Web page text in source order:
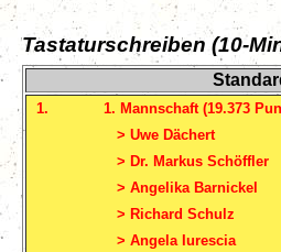
Tastaturschreiben (10-
1.
1. Mannschaft (19.373
> Uwe Dächert
> Dr. Markus Schöffler
> Angelika Barnickel
> Richard Schulz
> Angela Iurescia